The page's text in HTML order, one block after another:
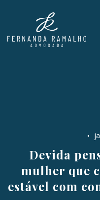
Devida
mulher que
estável com